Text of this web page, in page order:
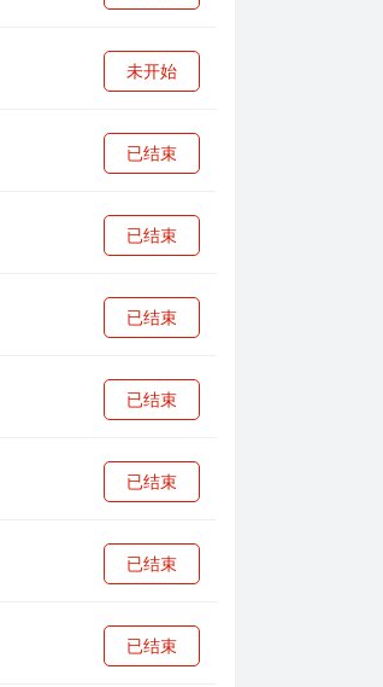
未开始
已结束
已结束
已结束
已结束
已结束
已结束
已结束